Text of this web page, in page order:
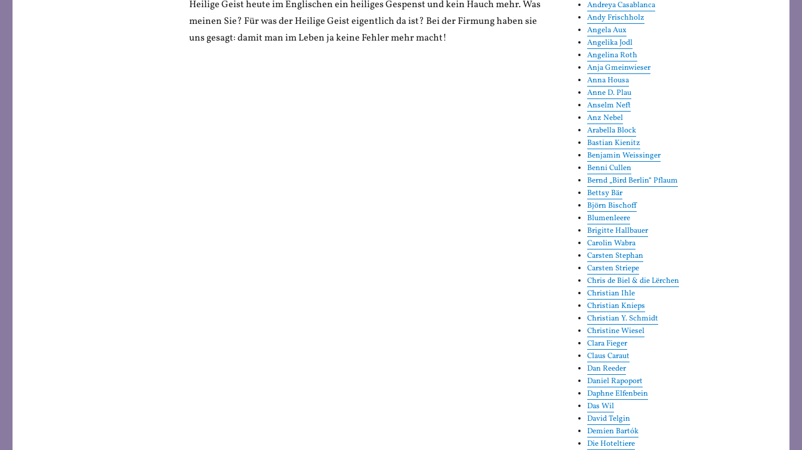
Heilige Geist heute im Englischen ein heiliges Gespenst und kein Hauch mehr. Was
meinen Sie? Für was der Heilige Geist eigentlich da ist? Bei der Firmung haben sie
uns gesagt: damit man im Leben ja keine Fehler mehr macht!
Andreya Casablanca
Andy Frischholz
Angela Aux
Angelika Jodl
Angelina Roth
Anja Gmeinwieser
Anna Housa
Anne D. Plau
Anselm Neft
Anz Nebel
Arabella Block
Bastian Kienitz
Benjamin Weissinger
Benni Cullen
Bernd „Bird Berlin“ Pflaum
Bettsy Bär
Björn Bischoff
Blumenleere
Brigitte Hallbauer
Carolin Wabra
Carsten Stephan
Carsten Striepe
Chris de Biel & die Lërchen
Christian Ihle
Christian Knieps
Christian Y. Schmidt
Christine Wiesel
Clara Fieger
Claus Caraut
Dan Reeder
Daniel Rapoport
Daphne Elfenbein
Das Wil
David Telgin
Demien Bartók
Die Hoteltiere